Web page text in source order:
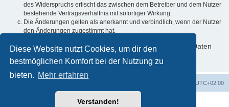
Diese Website nutzt Cookies, um dir den
bestmöglichen Komfort bei der Nutzung zu
bieten. Mehr erfahren
Verstanden!
des Widerspruchs erlischt das zwischen dem Betreiber und dem Nutzer
bestehende Vertragsverhältnis mit sofortiger Wirkung.
Die Änderungen gelten als anerkannt und verbindlich, wenn der Nutzer
den Änderungen zugestimmt hat.
Informationen über den Umgang mit deinen persönlichen Daten
sind in der Datenschutzerklärung enthalten.
UTC+02:00
Powered byphpBB® Forum Software © phpBB Limited